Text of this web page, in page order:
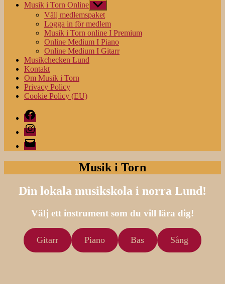
Musik i Torn Online Visa
undermeny
Välj medlemspaket
Logga in för medlem
Musik i Torn online I Premium
Online Medium I Piano
Online Medium I Gitarr
Musikchecken Lund
Kontakt
Om Musik i Torn
Privacy Policy
Cookie Policy (EU)
Facebook
Instagram
E-
post
Musik i Torn
Din lokala musikskola i norra Lund!
Välj ett instrument som du vill lära dig!
Gitarr Piano Bas Sång